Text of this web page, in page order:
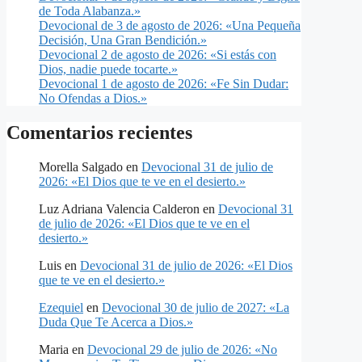
de Toda Alabanza.»
Devocional de 3 de agosto de 2026: «Una Pequeña
Decisión, Una Gran Bendición.»
Devocional 2 de agosto de 2026: «Si estás con
Dios, nadie puede tocarte.»
Devocional 1 de agosto de 2026: «Fe Sin Dudar:
No Ofendas a Dios.»
Comentarios recientes
Morella Salgado en Devocional 31 de julio de
2026: «El Dios que te ve en el desierto.»
Luz Adriana Valencia Calderon en Devocional 31
de julio de 2026: «El Dios que te ve en el
desierto.»
Luis en Devocional 31 de julio de 2026: «El Dios
que te ve en el desierto.»
Ezequiel en Devocional 30 de julio de 2027: «La
Duda Que Te Acerca a Dios.»
Maria en Devocional 29 de julio de 2026: «No